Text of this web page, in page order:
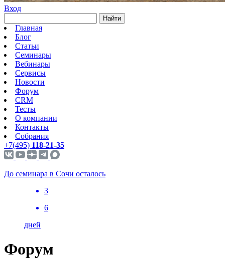
Вход
Найти
Главная
Блог
Статьи
Семинары
Вебинары
Сервисы
Новости
Форум
CRM
Тесты
О компании
Контакты
Собрания
+7(495) 118-21-35
До семинара в Сочи осталось
3
6
дней
Форум